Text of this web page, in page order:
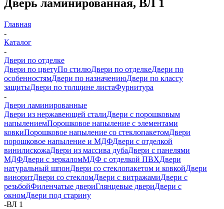
Дверь ламинированная, ВЛ 1
Главная
-
Каталог
-
Двери по отделке
Двери по цветуПо стилюДвери по отделкеДвери по
особенностямДвери по назначениюДвери по классу
защитыДвери по толщине листаФурнитура
-
Двери ламинированные
Двери из нержавеющей сталиДвери с порошковым
напылениемПорошковое напыление с элементами
ковкиПорошковое напыление со стеклопакетомДвери
порошковое напыление и МДФДвери с отделкой
винилискожаДвери из массива дубаДвери с панелями
МДФДвери с зеркаломМДФ с отделкой ПВХДвери
натуральный шпонДвери со стеклопакетом и ковкойДвери
виноритДвери со стекломДвери с витражамиДвери с
резьбойФиленчатые двериГлянцевые двериДвери с
окномДвери под старину
-ВЛ 1